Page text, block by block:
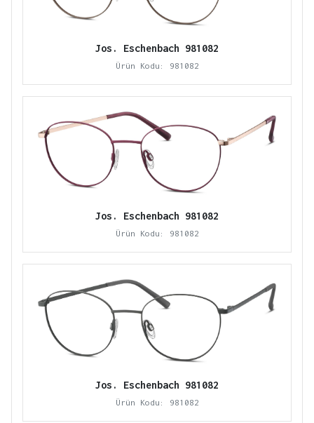
Jos. Eschenbach 981082
Ürün Kodu: 981082
Jos. Eschenbach 981082
Ürün Kodu: 981082
Jos. Eschenbach 981082
Ürün Kodu: 981082